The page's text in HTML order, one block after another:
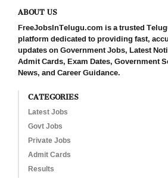
ABOUT US
FreeJobsInTelugu.com is a trusted
platform dedicated to providing fast,
updates on Government Jobs, Latest
Admit Cards, Exam Dates, Government
News, and Career Guidance.
CATEGORIES
Latest Jobs
Govt Jobs
Private Jobs
Admit Cards
Results